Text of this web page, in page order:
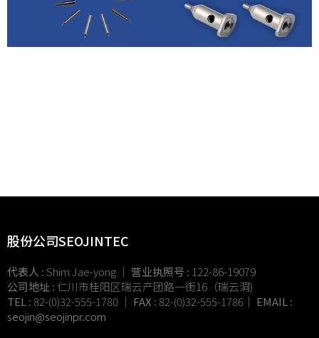
股份公司SEOJINTEC
代表人 : Shim Jae-yong ｜ 营业执照号 : 122-86-19079
公司地址: 仁川市桂阳区瑞云产团路一街16（瑞云洞)
TEL : 82-(0)32-555-1780 ｜ FAX : 82-(0)32-555-1786｜ EMAIL :
seojin@seojinpr.com